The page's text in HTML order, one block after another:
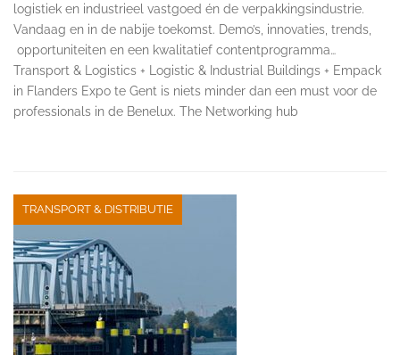
logistiek en industrieel vastgoed én de verpakkingsindustrie.
Vandaag en in de nabije toekomst. Demo’s, innovaties, trends,
opportuniteiten en een kwalitatief contentprogramma…
Transport & Logistics + Logistic & Industrial Buildings + Empack
in Flanders Expo te Gent is niets minder dan een must voor de
professionals in de Benelux. The Networking hub
TRANSPORT & DISTRIBUTIE